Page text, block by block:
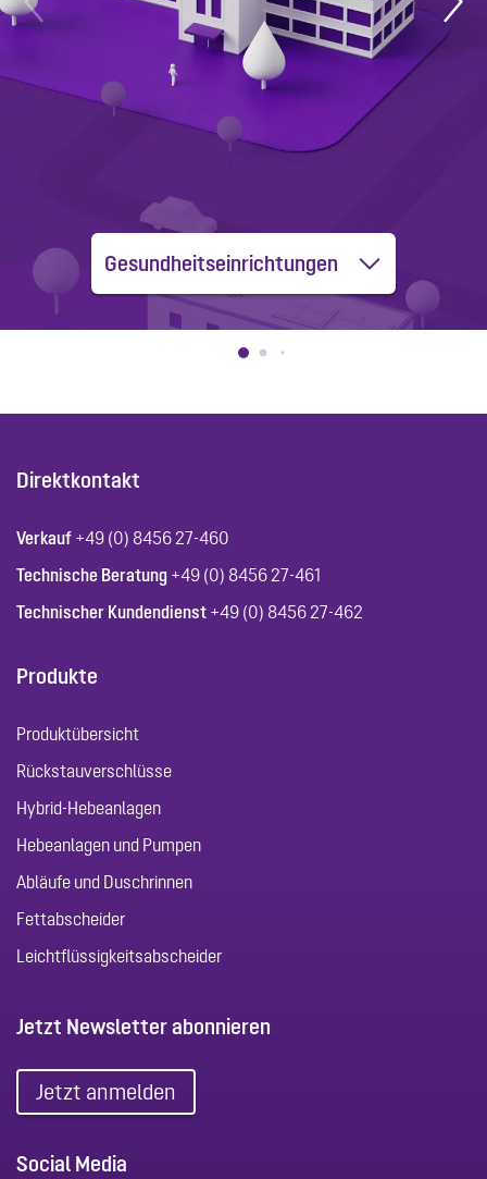
Gesundheitseinrichtungen
Direktkontakt
Verkauf +49 (0) 8456 27-460
Technische Beratung +49 (0) 8456 27-461
Technischer Kundendienst +49 (0) 8456 27-462
Produkte
Produktübersicht
Rückstauverschlüsse
Hybrid-Hebeanlagen
Hebeanlagen und Pumpen
Abläufe und Duschrinnen
Fettabscheider
Leichtflüssigkeitsabscheider
Jetzt Newsletter abonnieren
Jetzt anmelden
Social Media